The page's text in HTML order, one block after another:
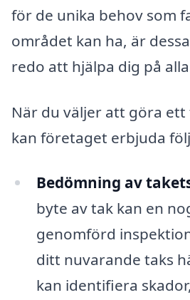
för de unika behov som
området kan ha, är
redo att hjälpa dig på
När du väljer att göra ett
kan företaget erbjuda
Bedömning av
byte av tak kan en
genomförd
ditt nuvarande taks
kan identifiera